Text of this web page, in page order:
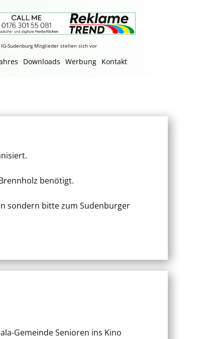
IG-Sudenburg Mitglieder stellen sich vor
Downloads Werbung Kontakt
benötigt.
sondern bitte zum Sudenburger
Gemeinde Senioren ins Kino